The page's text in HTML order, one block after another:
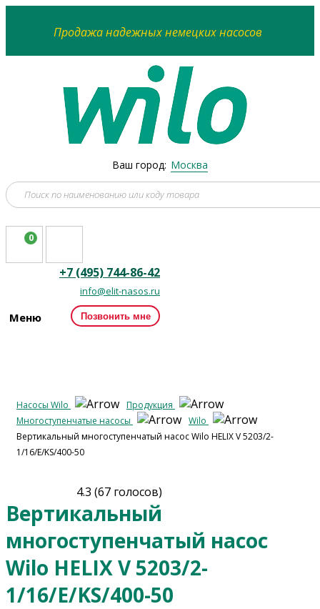
Продажа надежных немецких насосов
Ваш город: Москва
0
+7 (495) 744-86-42
info@elit-nasos.ru
Позвонить мне
Меню
Насосы Wilo
Продукция
Многоступенчатые насосы
Wilo
Вертикальный многоступенчатый насос Wilo HELIX V 5203/2-
1/16/E/KS/400-50
4.3 (67 голосов)
Вертикальный
многоступенчатый насос
Wilo HELIX V 5203/2-
1/16/E/KS/400-50